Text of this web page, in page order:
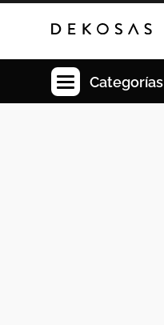
Categorías